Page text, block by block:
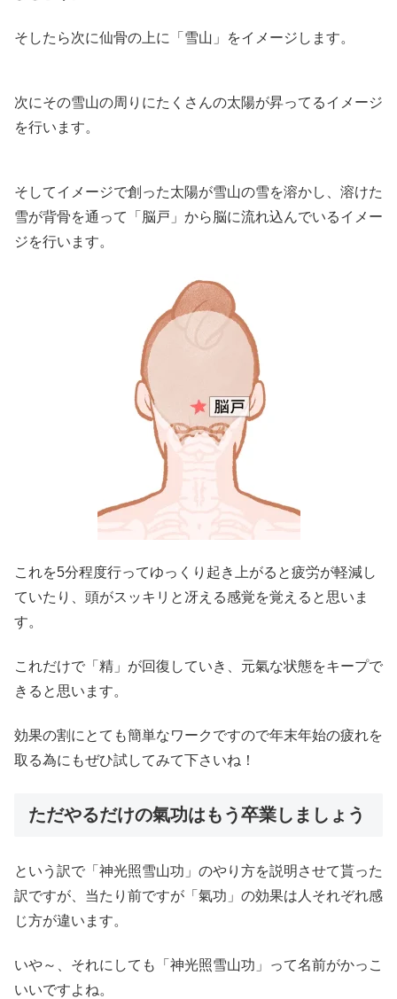
そしたら次に仙骨の上に「雪山」をイメージします。
次にその雪山の周りにたくさんの太陽が昇ってるイメージ
を行います。
そしてイメージで創った太陽が雪山の雪を溶かし、溶けた
雪が背骨を通って「脳戸」から脳に流れ込んでいるイメー
ジを行います。
これを5分程度行ってゆっくり起き上がると疲労が軽減し
ていたり、頭がスッキリと冴える感覚を覚えると思いま
す。
これだけで「精」が回復していき、元氣な状態をキープで
きると思います。
効果の割にとても簡単なワークですので年末年始の疲れを
取る為にもぜひ試してみて下さいね！
ただやるだけの氣功はもう卒業しましょう
という訳で「神光照雪山功」のやり方を説明させて貰った
訳ですが、当たり前ですが「氣功」の効果は人それぞれ感
じ方が違います。
いや～、それにしても「神光照雪山功」って名前がかっこ
いいですよね。